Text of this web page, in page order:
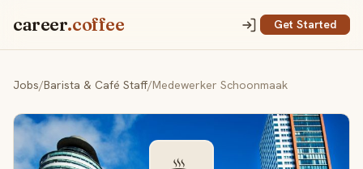
career.coffee Get Started
Jobs/Barista & Café Staff/Medewerker Schoonmaak